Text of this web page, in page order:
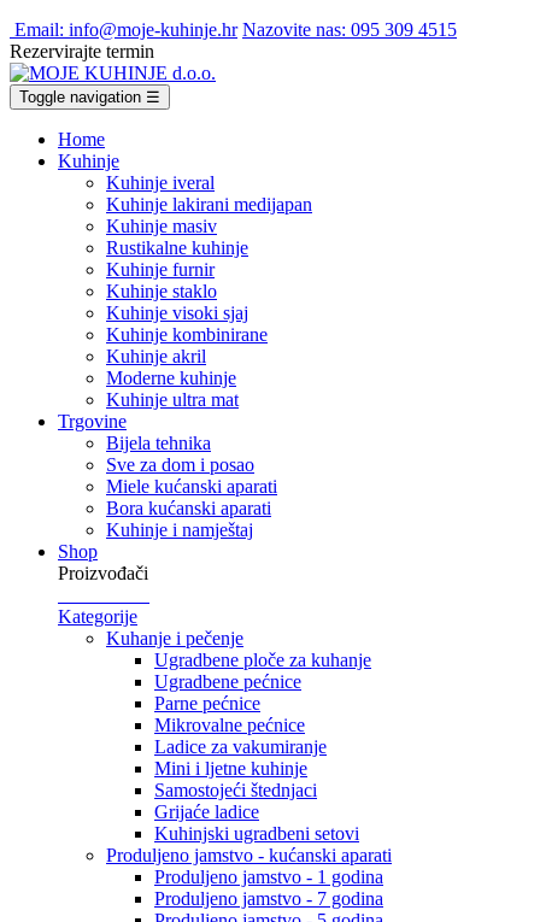
Email: info@moje-kuhinje.hr Nazovite nas: 095 309 4515
Rezervirajte termin
Toggle navigation ☰
Home
Kuhinje
Kuhinje iveral
Kuhinje lakirani medijapan
Kuhinje masiv
Rustikalne kuhinje
Kuhinje furnir
Kuhinje staklo
Kuhinje visoki sjaj
Kuhinje kombinirane
Kuhinje akril
Moderne kuhinje
Kuhinje ultra mat
Trgovine
Bijela tehnika
Sve za dom i posao
Miele kućanski aparati
Bora kućanski aparati
Kuhinje i namještaj
Shop
Proizvođači
Kategorije
Kuhanje i pečenje
Ugradbene ploče za kuhanje
Ugradbene pećnice
Parne pećnice
Mikrovalne pećnice
Ladice za vakumiranje
Mini i ljetne kuhinje
Samostojeći štednjaci
Grijaće ladice
Kuhinjski ugradbeni setovi
Produljeno jamstvo - kućanski aparati
Produljeno jamstvo - 1 godina
Produljeno jamstvo - 7 godina